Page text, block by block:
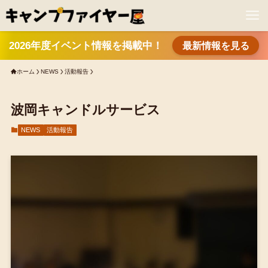
2026年度イベント情報を掲載中！ 最新情報を見る
ホーム NEWS 活動報告
波岡キャンドルサービス
NEWS 活動報告